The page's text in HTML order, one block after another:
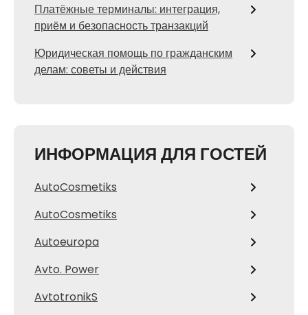
Платёжные терминалы: интеграция,
приём и безопасность транзакций
Юридическая помощь по гражданским
делам: советы и действия
ИНФОРМАЦИЯ ДЛЯ ГОСТЕЙ
AutoCosmetiks
AutoCosmetiks
Autoeuropa
Avto. Power
AvtotronikS